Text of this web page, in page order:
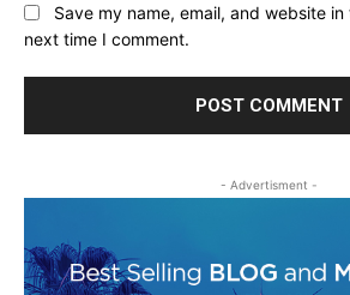
Save my name, email, and website
next time I comment.
- Advertisment -